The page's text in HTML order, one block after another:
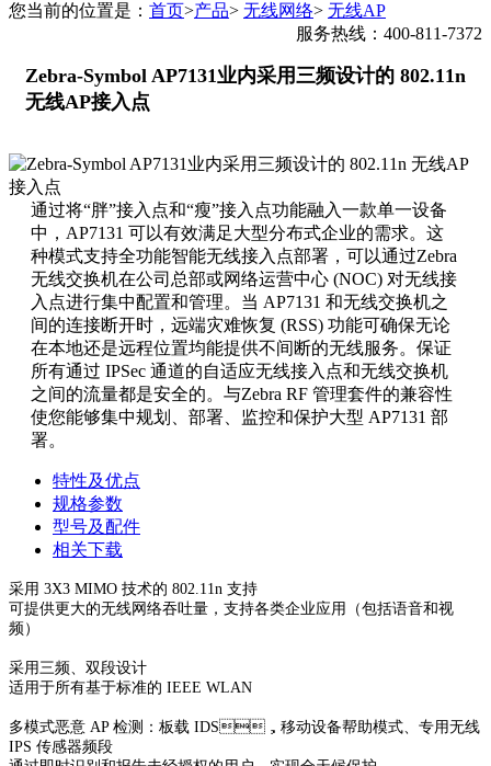
您当前的位置是： 首页>产品> 无线网络> 无线AP
服务热线：400-811-7372
Zebra-Symbol AP7131业内采用三频设计的 802.11n
无线AP接入点
通过将“胖”接入点和“瘦”接入点功能融入一款单一设备
中，AP7131 可以有效满足大型分布式企业的需求。这
种模式支持全功能智能无线接入点部署，可以通过Zebra
无线交换机在公司 总部或网络运营中心 (NOC) 对无线接
入点进行集中配置和管理。当 AP7131 和无线交换机之
间的连接断开时，远端灾难恢复 (RSS) 功能可确保无论
在本地还是远程位置均能提供不间断的无线服务。保证
所有通过 IPSec 通道的自适应无线接入点和无线交换机
之间的流量都是安全的。与Zebra RF 管理套件的兼容性
使您能够集中规划、部署、监控和保护大型 AP7131 部
署。
特性及优点
规格参数
型号及配件
相关下载
采用 3X3 MIMO 技术的 802.11n 支持
可提供更大的无线网络吞吐量，支持各类企业应用（包括语音和视
频）
采用三频、双段设计
适用于所有基于标准的 IEEE WLAN
多模式恶意 AP 检测：板载 IDS，移动设备帮助模式、专用无线
IPS 传感器频段